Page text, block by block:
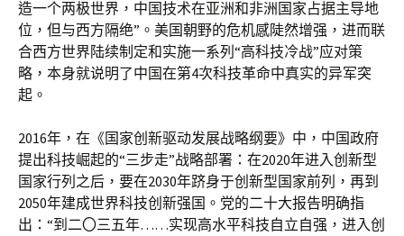
造一个两极世界，中国技术在亚洲和非洲国家占据主导地
位，但与西方隔绝”。美国朝野的危机感陡然增强，进而联
合西方世界陆续制定和实施一系列“高科技冷战”应对策
略，本身就说明了中国在第4次科技革命中真实的异军突
起。
2016年，在《国家创新驱动发展战略纲要》中，中国政府
提出科技崛起的“三步走”战略部署：在2020年进入创新型
国家行列之后，要在2030年跻身于创新型国家前列，再到
2050年建成世界科技创新强国。党的二十大报告明确指
出：“到二〇三五年……实现高水平科技自立自强，进入创